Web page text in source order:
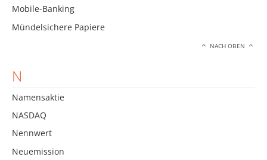
Mobile-Banking
Mündelsichere Papiere
NACH OBEN
N
Namensaktie
NASDAQ
Nennwert
Neuemission